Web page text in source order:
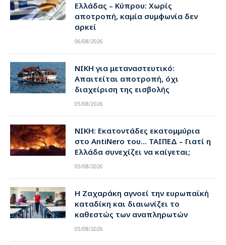
Ελλάδας – Κύπρου: Χωρίς
αποτροπή, καμία συμφωνία δεν
αρκεί
06/08/2026
ΝΙΚΗ για μεταναστευτικό:
Απαιτείται αποτροπή, όχι
διαχείριση της εισβολής
05/08/2026
ΝΙΚΗ: Εκατοντάδες εκατομμύρια
στο AntiNero του… ΤΑΙΠΕΔ – Γιατί η
Ελλάδα συνεχίζει να καίγεται;
05/08/2026
Η Ζαχαράκη αγνοεί την ευρωπαϊκή
καταδίκη και διαιωνίζει το
καθεστώς των αναπληρωτών
05/08/2026